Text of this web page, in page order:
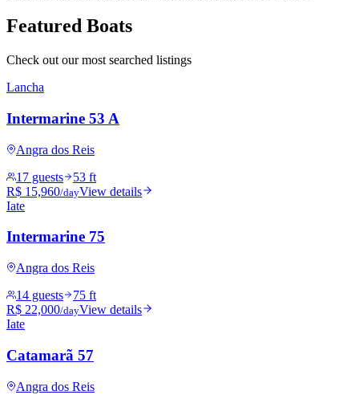
Featured Boats
Check out our most searched listings
Lancha
Intermarine 53 A
Angra dos Reis
17 guests
53 ft
R$ 15,960/dayView details
Iate
Intermarine 75
Angra dos Reis
14 guests
75 ft
R$ 22,000/dayView details
Iate
Catamarã 57
Angra dos Reis